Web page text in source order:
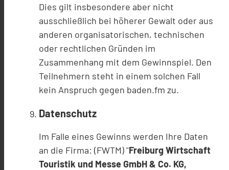
Dies gilt insbesondere aber nicht
ausschließlich bei höherer Gewalt oder aus
anderen organisatorischen, technischen
oder rechtlichen Gründen im
Zusammenhang mit dem Gewinnspiel. Den
Teilnehmern steht in einem solchen Fall
kein Anspruch gegen baden.fm zu.
Datenschutz
Im Falle eines Gewinns werden Ihre Daten
an die Firma: (FWTM) "Freiburg Wirtschaft
Touristik und Messe GmbH & Co. KG,